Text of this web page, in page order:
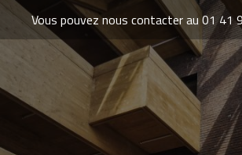
Vous pouvez nous contacter au 01 41